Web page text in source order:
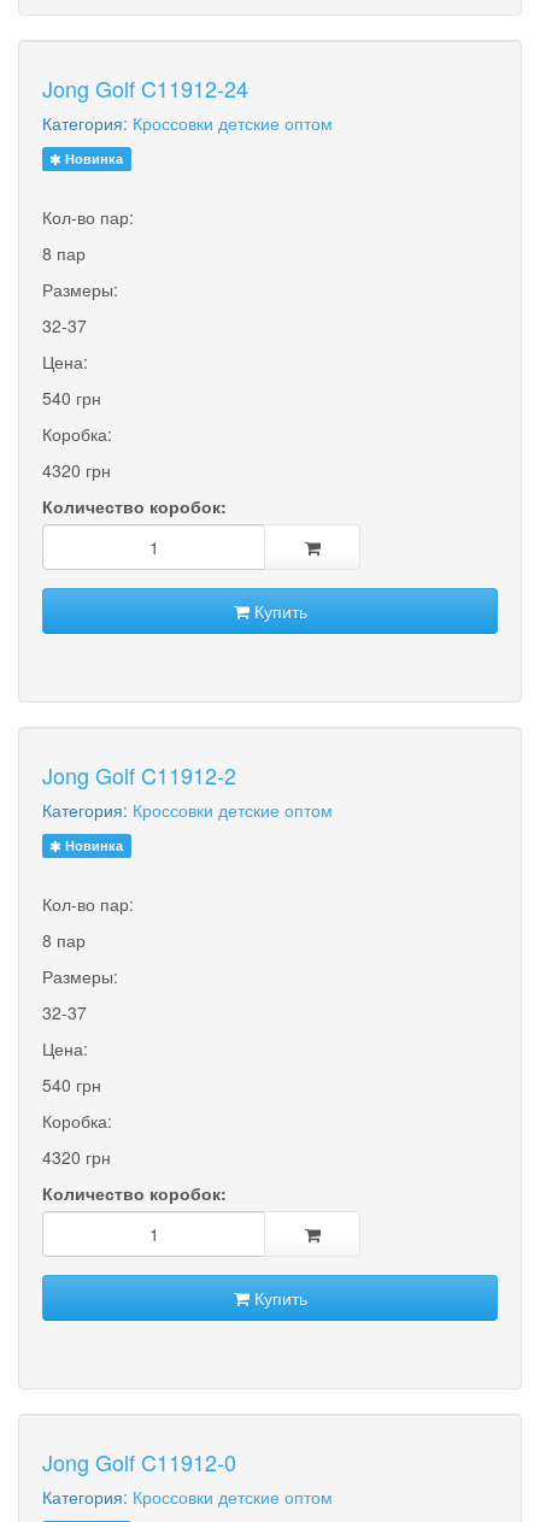
Jong Golf C11912-24
Категория: Кроссовки детские оптом
Новинка
Кол-во пар:
8 пар
Размеры:
32-37
Цена:
540 грн
Коробка:
4320 грн
Количество коробок:
Купить
Jong Golf C11912-2
Категория: Кроссовки детские оптом
Новинка
Кол-во пар:
8 пар
Размеры:
32-37
Цена:
540 грн
Коробка:
4320 грн
Количество коробок:
Купить
Jong Golf C11912-0
Категория: Кроссовки детские оптом